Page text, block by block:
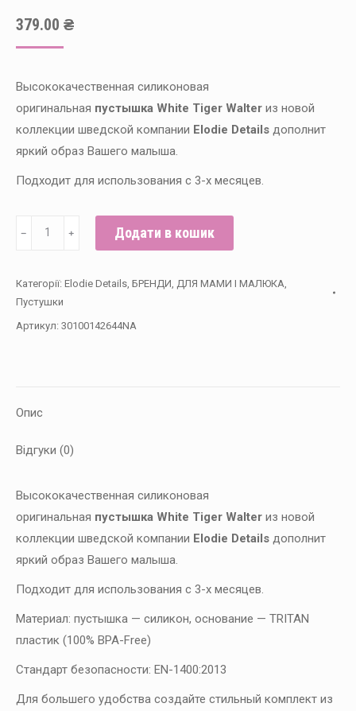
379.00 ₴
Высококачественная силиконовая
оригинальная пустышка White Tiger Walter из новой
коллекции шведской компании Elodie Details дополнит
яркий образ Вашего малыша.
Подходит для использования с 3-х месяцев.
Elodie
White
Tiger
Walter
﹣ ﹢ Додати в кошик
Категорії: Elodie Details БРЕНДИ ДЛЯ МАМИ І МАЛЮКА
Пустушки
Артикул: 30100142644NA
Опис
Відгуки (0)
Высококачественная силиконовая
оригинальная пустышка White Tiger Walter из новой
коллекции шведской компании Elodie Details дополнит
яркий образ Вашего малыша.
Подходит для использования с 3-х месяцев.
Материал: пустышка — силикон, основание — TRITAN
пластик (100% BPA-Free)
Стандарт безопасности: EN-1400:2013
Для большего удобства создайте стильный комплект из